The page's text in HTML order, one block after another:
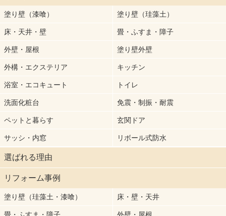
塗り壁（漆喰） 塗り壁（珪藻土）
床・天井・壁 畳・ふすま・障子
外壁・屋根 塗り壁外壁
外構・エクステリア キッチン
浴室・エコキュート トイレ
洗面化粧台 免震・制振・耐震
ペットと暮らす 玄関ドア
サッシ・内窓 リボール式防水
選ばれる理由
リフォーム事例
塗り壁（珪藻土・漆喰） 床・壁・天井